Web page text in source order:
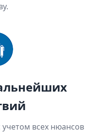
всех нюансов